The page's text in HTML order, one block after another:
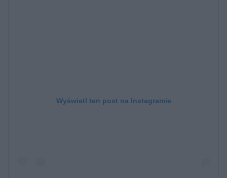
Wyświetl ten post na Instagramie